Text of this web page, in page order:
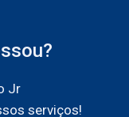
Jr
serviços!